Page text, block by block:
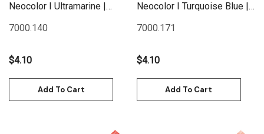
Neocolor I Ultramarine |
7000.140
$4.10
Add To Cart
Neocolor I Turquoise Blue |
7000.171
$4.10
Add To Cart